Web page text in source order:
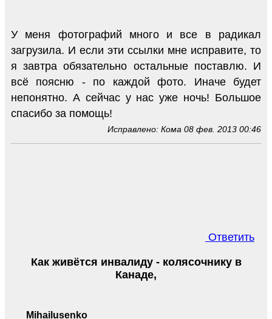
У меня фотографий много и все в радикал
загрузила. И если эти ссылки мне исправите, то
я завтра обязательно остальные поставлю. И
всё поясню - по каждой фото. Иначе будет
непонятно. А сейчас у нас уже ночь! Большое
спасибо за помощь!
Исправлено: Кома 08 фев. 2013 00:46
Ответить
Mihailusenko
Как живётся инвалиду - колясочнику в
Канаде,